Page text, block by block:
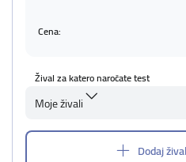
Cena:
Žival za katero naročate test
Moje živali
Dodaj žival